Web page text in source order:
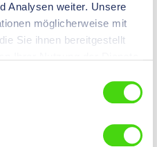
Analysen weiter. Unsere
möglicherweise mit
Sie ihnen bereitgestellt
ohne Verstellung •
Positionierung kleiner